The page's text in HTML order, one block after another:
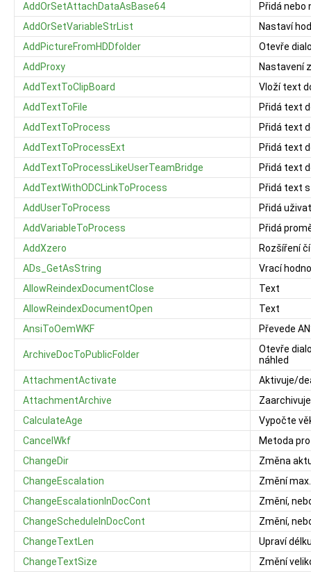
AddOrSetAttachDataAsBase64
Přidá nebo
AddOrSetVariableStrList
Nastaví
AddPictureFromHDDfolder
Otevře
AddProxy
Nastavení
AddTextToClipBoard
Vloží text
AddTextToFile
Přidá text
AddTextToProcess
Přidá text
AddTextToProcessExt
Přidá text
AddTextToProcessLikeUserTeamBridge
Přidá text
AddTextWithODCLinkToProcess
Přidá text
AddUserToProcess
Přidá
AddVariableToProcess
Přidá
AddXzero
Rozšíření
ADs_GetAsString
Vrací
AllowReindexDocumentClose
Text
AllowReindexDocumentOpen
Text
AnsiToOemWKF
Převede
ArchiveDocToPublicFolder
Otevře
náhled
AttachmentActivate
Aktivuje/
AttachmentArchive
CalculateAge
Vypočte
CancelWkf
Metoda
ChangeDir
Změna
ChangeEscalation
Změní
ChangeEscalationInDocCont
Změní,
ChangeScheduleInDocCont
Změní,
ChangeTextLen
Upraví
ChangeTextSize
Změní